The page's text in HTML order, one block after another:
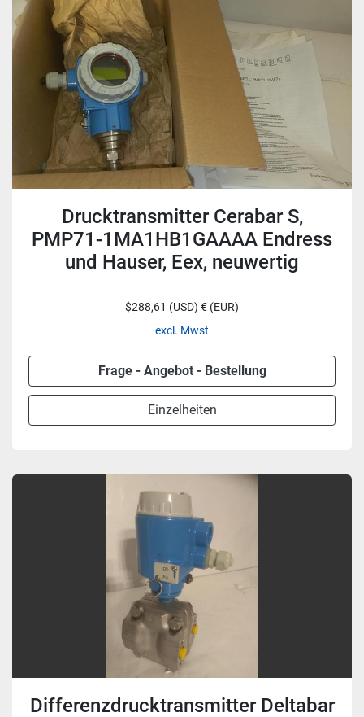
Drucktransmitter Cerabar S,
PMP71-1MA1HB1GAAAA Endress
und Hauser, Eex, neuwertig
$288,61 (USD) € (EUR)
excl. Mwst
Frage - Angebot - Bestellung
Einzelheiten
Differenzdrucktransmitter Deltabar